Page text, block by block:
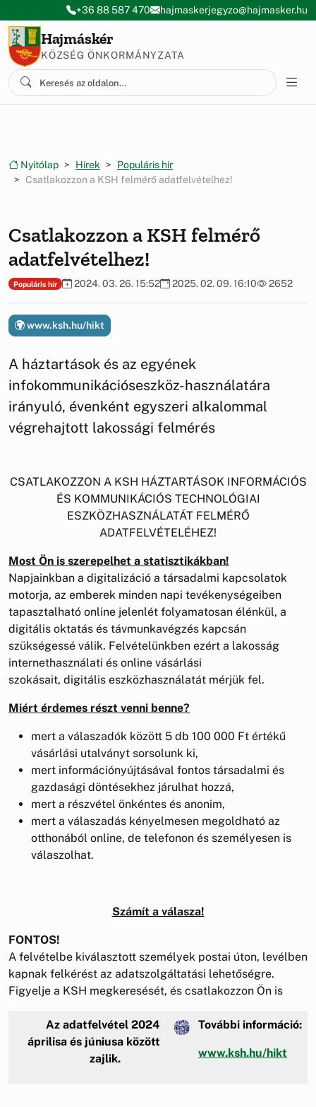
Ugrás a menüre
Ugrás a tartalomra
+36 88 587 470 hajmaskerjegyzo@hajmasker.hu
Hajmáskér
KÖZSÉG ÖNKORMÁNYZATA
Nyitólap Hírek
Populáris hír
Csatlakozzon a KSH felmérő adatfelvételhez!
Csatlakozzon a KSH felmérő
adatfelvételhez!
Populáris hír 2024. 03. 26. 15:52 2025. 02. 09. 16:10 2652
www.ksh.hu/hikt
A háztartások és az egyének
infokommunikációseszköz-használatára
irányuló, évenként egyszeri alkalommal
végrehajtott lakossági felmérés
CSATLAKOZZON A KSH HÁZTARTÁSOK INFORMÁCIÓS
ÉS KOMMUNIKÁCIÓS TECHNOLÓGIAI
ESZKÖZHASZNÁLATÁT FELMÉRŐ
ADATFELVÉTELÉHEZ!
Most Ön is szerepelhet a statisztikákban!
Napjainkban a digitalizáció a társadalmi kapcsolatok
motorja, az emberek minden napi tevékenységeiben
tapasztalható online jelenlét folyamatosan élénkül, a
digitális oktatás és távmunkavégzés kapcsán
szükségessé válik. Felvételünkben ezért a lakosság
internethasználati és online vásárlási
szokásait, digitális eszközhasználatát mérjük fel.
Miért érdemes részt venni benne?
mert a válaszadók között 5 db 100 000 Ft értékű
vásárlási utalványt sorsolunk ki,
mert információnyújtásával fontos társadalmi és
gazdasági döntésekhez járulhat hozzá,
mert a részvétel önkéntes és anonim,
mert a válaszadás kényelmesen megoldható az
otthonából online, de telefonon és személyesen is
válaszolhat.
Számít a válasza!
FONTOS!
A felvételbe kiválasztott személyek postai úton, levélben
kapnak felkérést az adatszolgáltatási lehetőségre.
Figyelje a KSH megkeresését, és csatlakozzon Ön is
Az adatfelvétel 2024
áprilisa és júniusa között
zajlik.
További információ:
www.ksh.hu/hikt